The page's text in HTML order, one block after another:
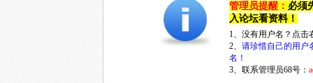
管理员提醒： 必须
入论坛看资料！
1、没有用户名？点
2、 请珍惜自己的用户
名！
3、联系管理员68号：